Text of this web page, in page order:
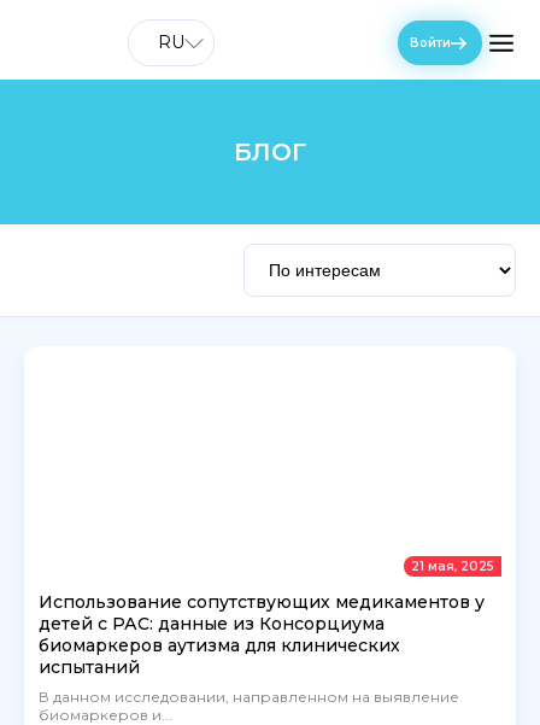
RU Войти
БЛОГ
21 мая, 2025
Использование сопутствующих медикаментов у
детей с РАС: данные из Консорциума
биомаркеров аутизма для клинических
испытаний
В данном исследовании, направленном на выявление
биомаркеров и...